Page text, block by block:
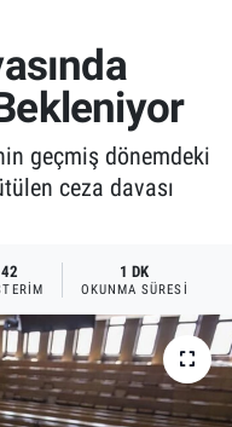
geçmiş dönemdeki
ceza davası
42 1 DK
OKUNMA SÜRESI